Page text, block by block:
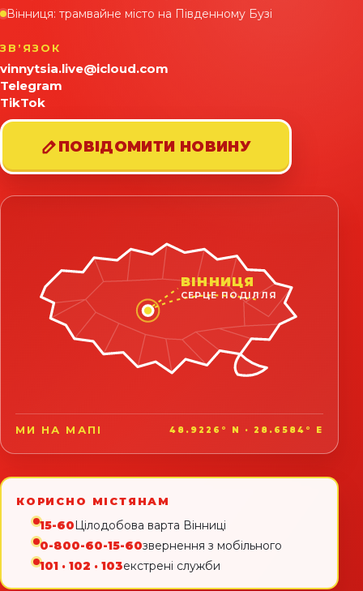
Вінниця: трамвайне місто на Південному Бузі
ЗВʼЯЗОК
vinnytsia.live@icloud.com
Telegram
TikTok
ПОВІДОМИТИ НОВИНУ
ВІННИЦЯ
СЕРЦЕ ПОДІЛЛЯ
МИ НА МАПІ 48.9226° N · 28.6584° E
КОРИСНО МІСТЯНАМ
15-60 Цілодобова варта Вінниці
0-800-60-15-60звернення з мобільного
101 · 102 · 103екстрені служби